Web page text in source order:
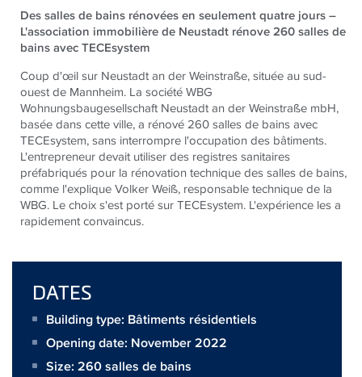
Des salles de bains rénovées en seulement quatre jours –
L'association immobilière de Neustadt rénove 260 salles de
bains avec TECEsystem
Coup d'œil sur Neustadt an der Weinstraße, située au sud-
ouest de Mannheim. La société WBG
Wohnungsbaugesellschaft Neustadt an der Weinstraße mbH,
basée dans cette ville, a rénové 260 salles de bains avec
TECEsystem, sans interrompre l'occupation des bâtiments.
L'entrepreneur devait utiliser des registres sanitaires
préfabriqués pour la rénovation technique des salles de bains,
comme l'explique Volker Weiß, responsable technique de la
WBG. Le choix s'est porté surTECEsystem. L'expérience les a
rapidement convaincus.
DATES
Building type: Bâtiments résidentiels
Opening date: November 2022
Size: 260 salles de bains